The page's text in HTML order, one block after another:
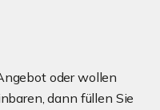
oder wollen
dann füllen Sie